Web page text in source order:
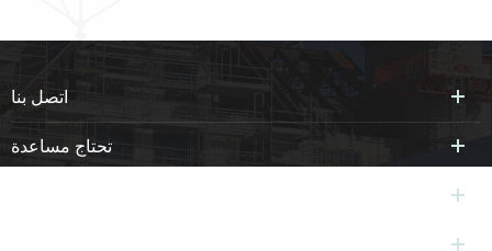
اتصل بنا
تحتاج مساعدة